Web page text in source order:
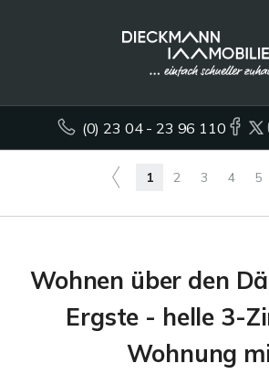
(0) 23 04 - 23 96 110
1 2 3 4 5
Wohnen über den
Ergste - helle 3-
Wohnung